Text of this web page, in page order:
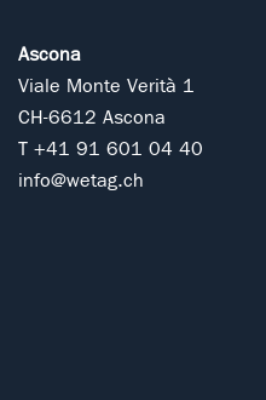
Ascona
Viale Monte Verità 1
CH-6612 Ascona
T +41 91 601 04 40
info@wetag.ch